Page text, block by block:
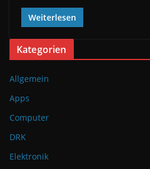
Weiterlesen
Kategorien
Allgemein
Apps
Computer
DRK
Elektronik